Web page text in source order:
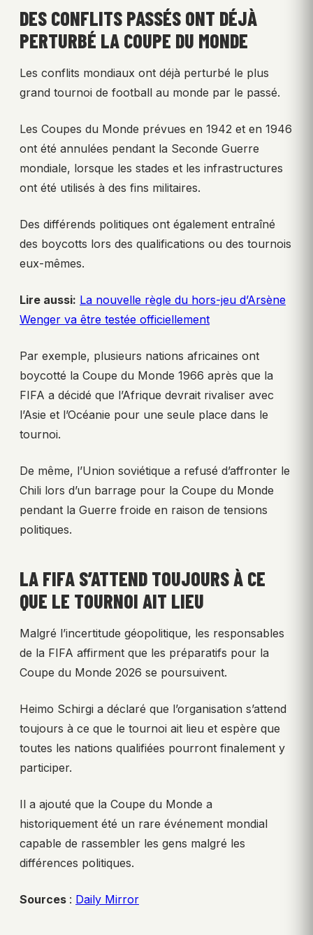
DES CONFLITS PASSÉS ONT DÉJÀ
PERTURBÉ LA COUPE DU MONDE
Les conflits mondiaux ont déjà perturbé le plus
grand tournoi de football au monde par le passé.
Les Coupes du Monde prévues en 1942 et en 1946
ont été annulées pendant la Seconde Guerre
mondiale, lorsque les stades et les infrastructures
ont été utilisés à des fins militaires.
Des différends politiques ont également entraîné
des boycotts lors des qualifications ou des tournois
eux-mêmes.
Lire aussi: La nouvelle règle du hors-jeu d’Arsène
Wenger va être testée officiellement
Par exemple, plusieurs nations africaines ont
boycotté la Coupe du Monde 1966 après que la
FIFA a décidé que l’Afrique devrait rivaliser avec
l’Asie et l’Océanie pour une seule place dans le
tournoi.
De même, l’Union soviétique a refusé d’affronter le
Chili lors d’un barrage pour la Coupe du Monde
pendant la Guerre froide en raison de tensions
politiques.
LA FIFA S’ATTEND TOUJOURS À CE
QUE LE TOURNOI AIT LIEU
Malgré l’incertitude géopolitique, les responsables
de la FIFA affirment que les préparatifs pour la
Coupe du Monde 2026 se poursuivent.
Heimo Schirgi a déclaré que l’organisation s’attend
toujours à ce que le tournoi ait lieu et espère que
toutes les nations qualifiées pourront finalement y
participer.
Il a ajouté que la Coupe du Monde a
historiquement été un rare événement mondial
capable de rassembler les gens malgré les
différences politiques.
Sources : Daily Mirror